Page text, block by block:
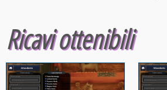
Ricavi ottenibili